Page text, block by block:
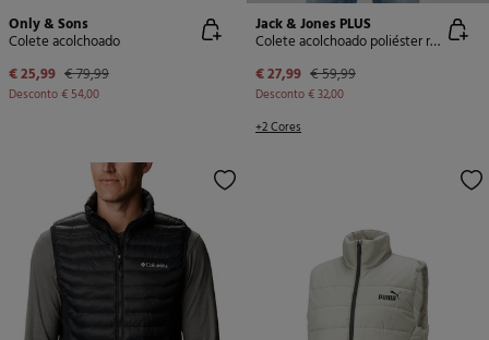
Only & Sons
Colete acolchoado
€ 25,99 € 79,99
Desconto€ 54,00
Jack & Jones PLUS
Colete acolchoado poliéster reciclado PLUS
€ 27,99 € 59,99
Desconto€ 32,00
+2 Cores